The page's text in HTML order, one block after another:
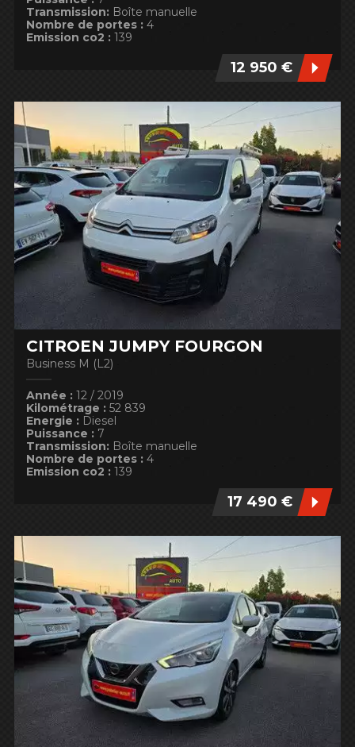
Transmission:Boîte manuelle
Nombre de portes :4
Emission co2 :139
12 950 €
CITROËN JUMPY FOURGON
Business M (L2)
Année :12 / 2019
Kilométrage :52 839
Energie :Diesel
Puissance :7
Transmission:Boîte manuelle
Nombre de portes :4
Emission co2 :139
17 490 €